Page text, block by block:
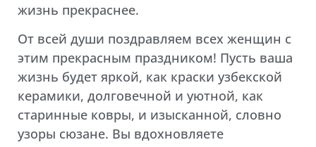
жизнь прекраснее.
От всей души поздравляем всех женщин с
этим прекрасным праздником! Пусть ваша
жизнь будет яркой, как краски узбекской
керамики, долговечной и уютной, как
старинные ковры, и изысканной, словно
узоры сюзане. Вы вдохновляете